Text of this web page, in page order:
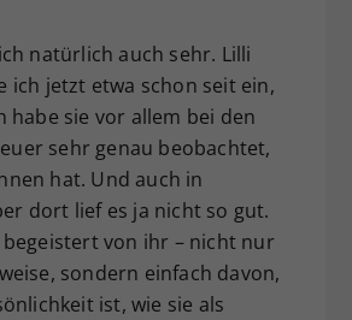
natürlich auch sehr. Lilli
ich jetzt etwa schon seit ein,
habe sie vor allem bei den
sehr genau beobachtet,
hat. Und auch in
dort lief es ja nicht so gut.
von ihr – nicht nur
sondern einfach davon,
ist, wie sie als